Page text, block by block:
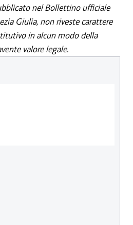
nel Bollettino ufficiale
Giulia, non riveste carattere
in alcun modo della
valore legale.